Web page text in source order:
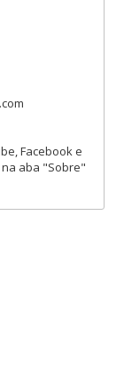
Facebook e
aba "Sobre"